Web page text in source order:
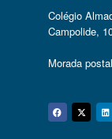
Colégio
Campolide,
Morada